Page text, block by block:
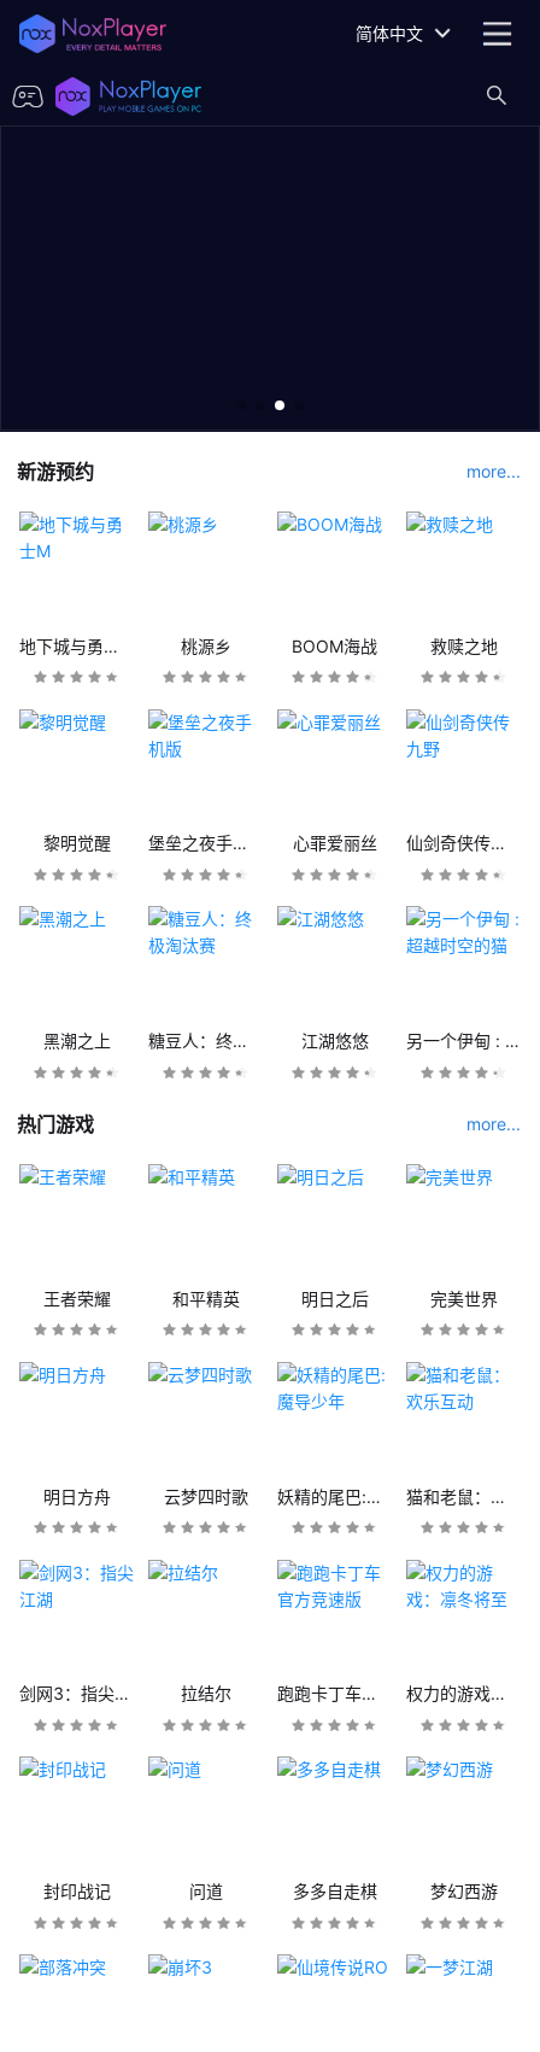
简体中文
新游预约 more...
地下城与勇士M 桃源乡 BOOM海战 救赎之地
黎明觉醒 堡垒之夜手机版 心罪爱丽丝 仙剑奇侠传九野
黑潮之上 糖豆人：终极淘汰赛 江湖悠悠 另一个伊甸 : 超越时空的猫
热门游戏 more...
王者荣耀 和平精英 明日之后 完美世界
明日方舟 云梦四时歌 妖精的尾巴:魔导少年 猫和老鼠：欢乐互动
剑网3：指尖江湖 拉结尔 跑跑卡丁车官方竞速版 权力的游戏：凛冬将至
封印战记 问道 多多自走棋 梦幻西游